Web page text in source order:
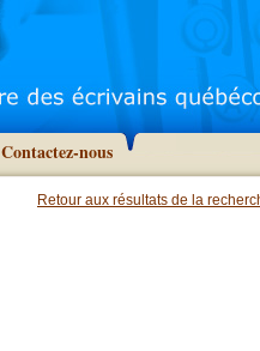
Contactez-nous
Retour aux résultats de la